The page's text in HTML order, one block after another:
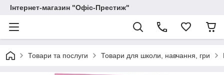
Інтернет-магазин "Офіс-Престиж"
Товари та послуги Товари для школи, навчання, гри